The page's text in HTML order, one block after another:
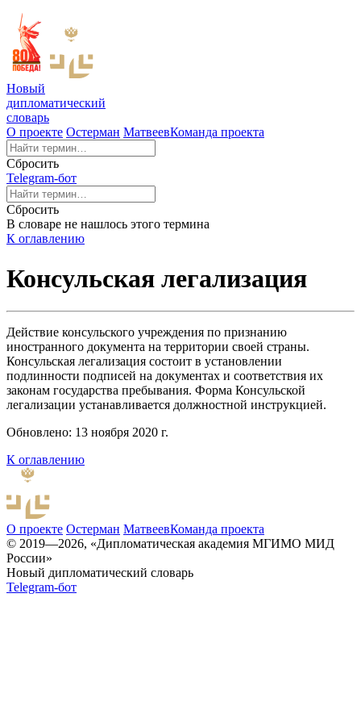
Новый
дипломатический
словарь
О проекте Остерман МатвеевКоманда проекта
Сбросить
Telegram-бот
Сбросить
В словаре не нашлось этого термина
К оглавлению
Консульская легализация
Действие консульского учреждения по признанию
иностранного документа на территории своей страны.
Консульская легализация состоит в установлении
подлинности подписей на документах и соответствия их
законам государства пребывания. Форма Консульской
легализации устанавливается должностной инструкцией.
Обновлено: 13 ноября 2020 г.
К оглавлению
О проекте Остерман МатвеевКоманда проекта
© 2019—2026, «Дипломатическая академия МГИМО МИД
России»
Новый дипломатический словарь
Telegram-бот